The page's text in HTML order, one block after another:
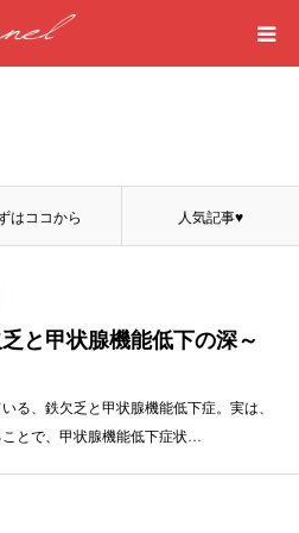
はココから 人気記事♥
と甲状腺機能低下の深～
る、鉄欠乏と甲状腺機能低下症。実は、
とで、甲状腺機能低下症状…